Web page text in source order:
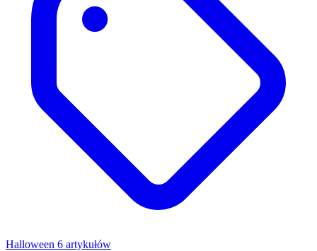
Halloween 6 artykułów